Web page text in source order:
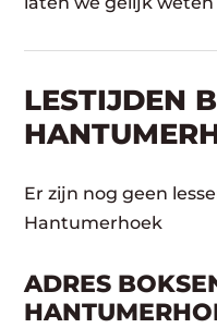
LESTIJDEN
Er zijn nog geen
Hantumerhoek
ADRES